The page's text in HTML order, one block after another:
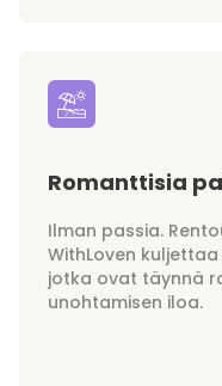
Romanttisia
Ilman passia.
WithLoven
jotka ovat täynnä
unohtamisen iloa.